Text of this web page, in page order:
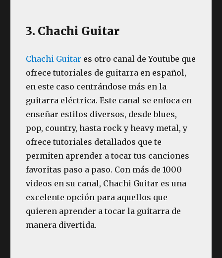
3. Chachi Guitar
Chachi Guitar es otro canal de Youtube que
ofrece tutoriales de guitarra en español,
en este caso centrándose más en la
guitarra eléctrica. Este canal se enfoca en
enseñar estilos diversos, desde blues,
pop, country, hasta rock y heavy metal, y
ofrece tutoriales detallados que te
permiten aprender a tocar tus canciones
favoritas paso a paso. Con más de 1000
videos en su canal, Chachi Guitar es una
excelente opción para aquellos que
quieren aprender a tocar la guitarra de
manera divertida.